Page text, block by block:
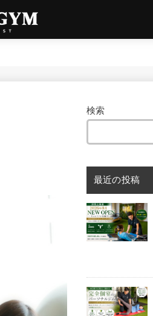
検索
最近の投稿